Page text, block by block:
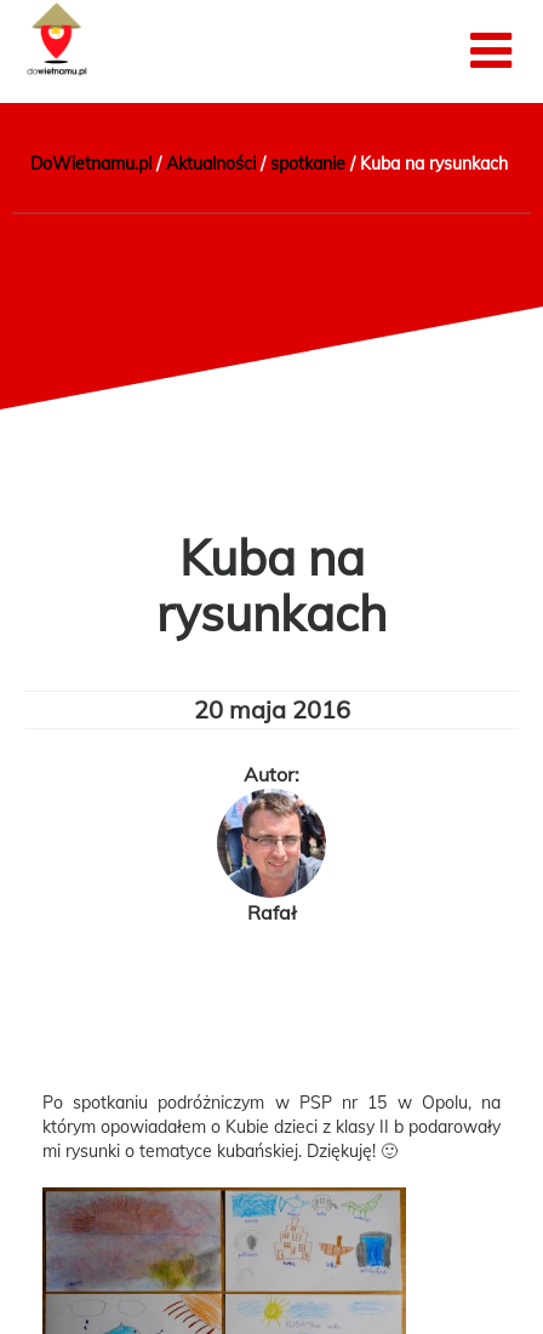
DoWietnamu.pl /Aktualności /spotkanie / Kuba na rysunkach
Kuba na
rysunkach
20 maja 2016
Autor:
Rafał
Po spotkaniu podróżniczym w PSP nr 15 w Opolu, na
którym opowiadałem o Kubie dzieci z klasy II b podarowały
mi rysunki o tematyce kubańskiej. Dziękuję! 🙂